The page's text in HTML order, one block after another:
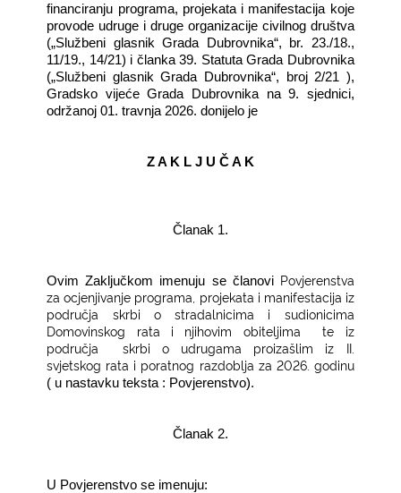
financiranju programa, projekata i manifestacija koje
provode udruge i druge organizacije civilnog društva
(„Službeni glasnik Grada Dubrovnika“, br. 23./18.,
11/19., 14/21) i članka 39. Statuta Grada Dubrovnika
(„Službeni glasnik Grada Dubrovnika“, broj 2/21 ),
Gradsko vijeće Grada Dubrovnika na 9. sjednici,
održanoj 01. travnja 2026. donijelo je
Z A K L J U Č A K
Članak 1.
Ovim Zaključkom imenuju se članovi Povjerenstva
za ocjenjivanje programa, projekata i manifestacija iz
područja skrbi o stradalnicima i sudionicima
Domovinskog rata i njihovim obiteljima
te iz
područja
skrbi o udrugama proizašlim iz II.
svjetskog rata i poratnog razdoblja za 2026. godinu
( u nastavku teksta : Povjerenstvo).
Članak 2.
U Povjerenstvo se imenuju: